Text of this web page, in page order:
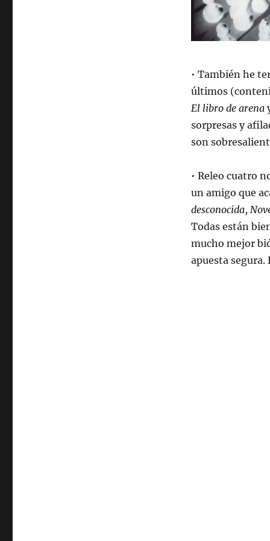
• También he
últimos
El libro de arena
sorpresas y
son
• Releo cuatro
un amigo que
desconocida,
Todas están
mucho mejor
apuesta segura.